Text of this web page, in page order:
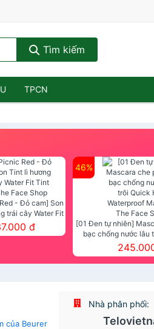
Tìm kiếm
TPCN
- Đỏ cam] Son
trái cây Water Fit
The Face Shop
đ
46%
[01 Đen tự nhiên]
bạc chống nước lâu
Waterproof Mascara
của Beurer
Nhà phân phối: